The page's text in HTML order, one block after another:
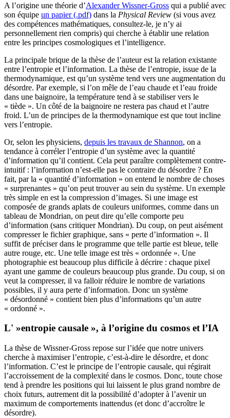
A l’origine une théorie d’Alexander Wissner-Gross qui a publié avec
son équipe un papier (.pdf) dans la Physical Review (si vous avez
des compétences mathématiques, consultez-le, je n’y ai
personnellement rien compris) qui cherche à établir une relation
entre les principes cosmologiques et l’intelligence.
La principale brique de la thèse de l’auteur est la relation existante
entre l’entropie et l’information. La thèse de l’entropie, issue de la
thermodynamique, est qu’un système tend vers une augmentation du
désordre. Par exemple, si l’on mêle de l’eau chaude et l’eau froide
dans une baignoire, la température tend à se stabiliser vers le
« tiède ». Un côté de la baignoire ne restera pas chaud et l’autre
froid. L’un de principes de la thermodynamique est que tout incline
vers l’entropie.
Or, selon les physiciens, depuis les travaux de Shannon, on a
tendance à corréler l’entropie d’un système avec la quantité
d’information qu’il contient. Cela peut paraître complètement contre-
intuitif : l’information n’est-elle pas le contraire du désordre ? En
fait, par la « quantité d’information » on entend le nombre de choses
« surprenantes » qu’on peut trouver au sein du système. Un exemple
très simple en est la compression d’images. Si une image est
composée de grands aplats de couleurs uniformes, comme dans un
tableau de Mondrian, on peut dire qu’elle comporte peu
d’information (sans critiquer Mondrian). Du coup, on peut aisément
compresser le fichier graphique, sans « perte d’information ». Il
suffit de préciser dans le programme que telle partie est bleue, telle
autre rouge, etc. Une telle image est très « ordonnée ». Une
photographie est beaucoup plus difficile à décrire : chaque pixel
ayant une gamme de couleurs beaucoup plus grande. Du coup, si on
veut la compresser, il va falloir réduire le nombre de variations
possibles, il y aura perte d’information. Donc un système
« désordonné » contient bien plus d’informations qu’un autre
« ordonné ».
L' »entropie causale », à l’origine du cosmos et l’IA
La thèse de Wissner-Gross repose sur l’idée que notre univers
cherche à maximiser l’entropie, c’est-à-dire le désordre, et donc
l’information. C’est le principe de l’entropie causale, qui régirait
l’accroissement de la complexité dans le cosmos. Donc, toute chose
tend à prendre les positions qui lui laissent le plus grand nombre de
choix futurs, autrement dit la possibilité d’adopter à l’avenir un
maximum de comportements inattendus (et donc d’accroître le
désordre).